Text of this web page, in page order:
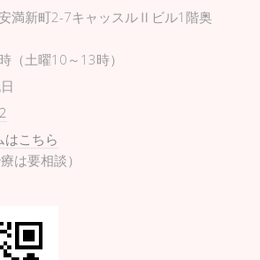
満新町2-7キャッスルⅡビル1階奥
（土曜10～13時）
はこちら
は要相談）